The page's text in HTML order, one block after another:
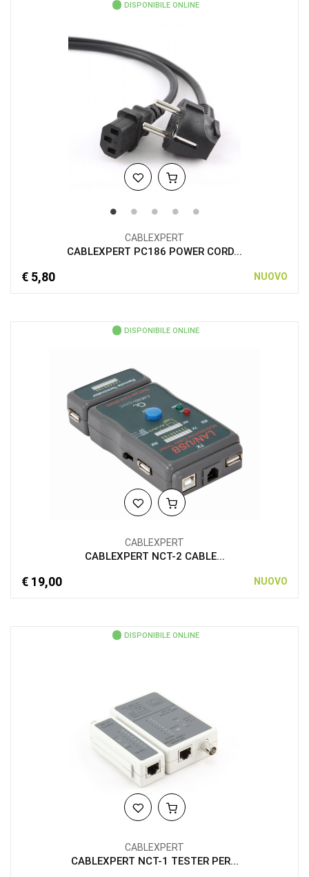
DISPONIBILE ONLINE
CABLEXPERT
CABLEXPERT PC186 POWER CORD...
€ 5,80 NUOVO
DISPONIBILE ONLINE
CABLEXPERT
CABLEXPERT NCT-2 CABLE...
€ 19,00 NUOVO
DISPONIBILE ONLINE
CABLEXPERT
CABLEXPERT NCT-1 TESTER PER...